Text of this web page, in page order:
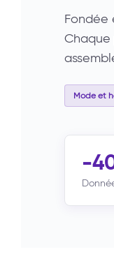
Fondée
Chaque
Mode et
-